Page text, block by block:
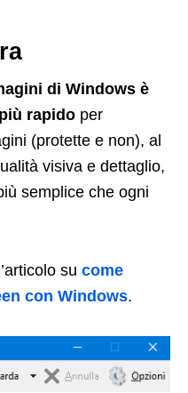
di Windows è
rapido per
(protette e non), al
visiva e dettaglio,
semplice che ogni
su come
con Windows.